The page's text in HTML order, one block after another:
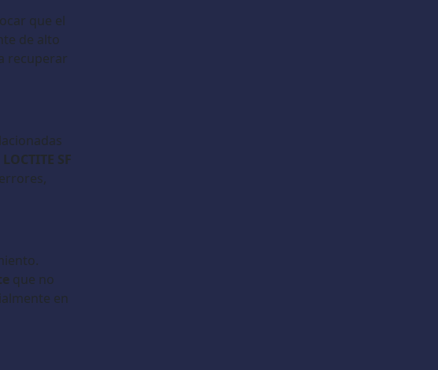
que el
de alto
recuperar
LOCTITE SF
que no
en